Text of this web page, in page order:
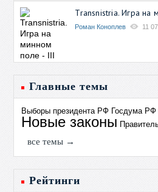
Transnistria. Игра на
Роман Коноплев 11
Главные темы
Выборы президента РФ Госдума РФ
Новые законы
все темы →
Рейтинги